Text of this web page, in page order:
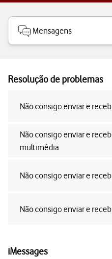
Mensagens
Resolução de problemas
Não consigo enviar e
Não consigo enviar e
multimédia
Não consigo enviar e
Não consigo enviar e
iMessages